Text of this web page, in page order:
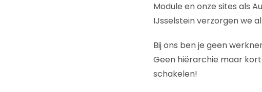
Module en onze sites als
IJsselstein verzorgen we
Bij ons ben je geen
Geen hiërarchie maar
schakelen!